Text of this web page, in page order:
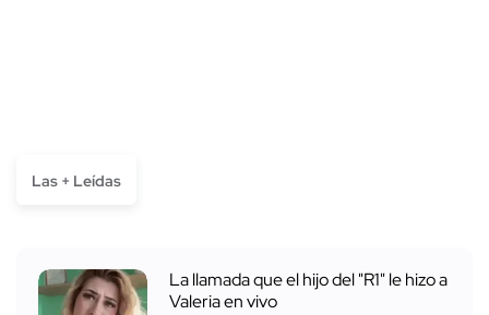
Las + Leídas
La llamada que el hijo del "R1" le hizo a
Valeria en vivo